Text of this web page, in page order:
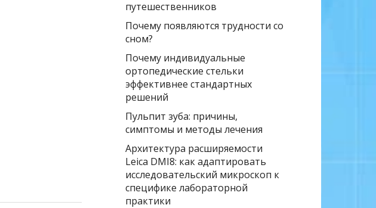
путешественников
Почему появляются трудности со
сном?
Почему индивидуальные
ортопедические стельки
эффективнее стандартных
решений
Пульпит зуба: причины,
симптомы и методы лечения
Архитектура расширяемости
Leica DMI8: как адаптировать
исследовательский микроскоп к
специфике лабораторной
практики